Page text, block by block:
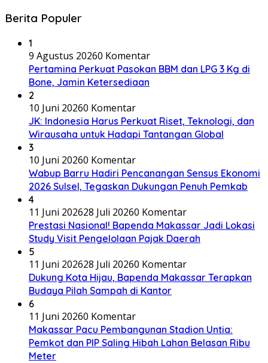
Berita Populer
1
9 Agustus 20260 Komentar
Pertamina Perkuat Pasokan BBM dan LPG 3 Kg di
Bone, Jamin Ketersediaan
2
10 Juni 20260 Komentar
JK: Indonesia Harus Perkuat Riset, Teknologi, dan
Wirausaha untuk Hadapi Tantangan Global
3
10 Juni 20260 Komentar
Wabup Barru Hadiri Pencanangan Sensus Ekonomi
2026 Sulsel, Tegaskan Dukungan Penuh Pemkab
4
11 Juni 202628 Juli 20260 Komentar
Prestasi Nasional! Bapenda Makassar Jadi Lokasi
Study Visit Pengelolaan Pajak Daerah
5
11 Juni 202628 Juli 20260 Komentar
Dukung Kota Hijau, Bapenda Makassar Terapkan
Budaya Pilah Sampah di Kantor
6
11 Juni 20260 Komentar
Makassar Pacu Pembangunan Stadion Untia:
Pemkot dan PIP Saling Hibah Lahan Belasan Ribu
Meter